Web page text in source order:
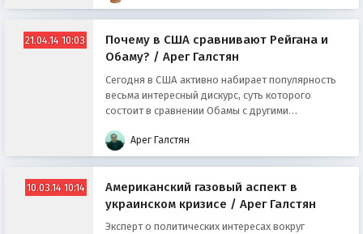
21.04.14 10:03
Почему в США сравнивают Рейгана и
Обаму? / Арег Галстян
Сегодня в США активно набирает популярность
весьма интересный дискурс, суть которого
состоит в сравнении Обамы с другими
времена.Арег Галстян
10.03.14 10:14
Американский газовый аспект в
украинском кризисе / Арег Галстян
Эксперт о политических интересах вокруг